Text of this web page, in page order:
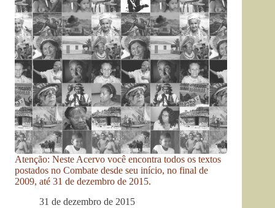
Atenção: Neste Acervo você encontra todos os textos
postados no Combate desde seu início, no final de
2009, até 31 de dezembro de 2015.
31 de dezembro de 2015